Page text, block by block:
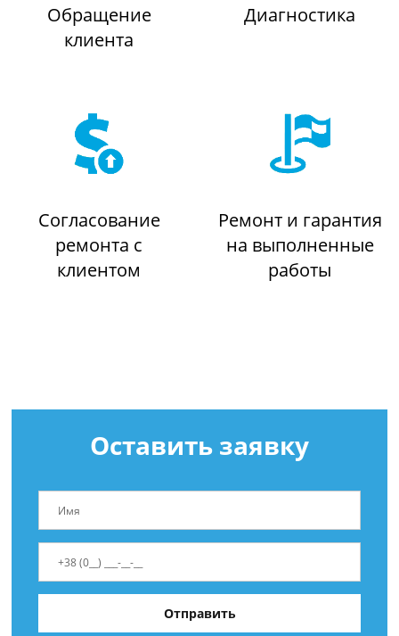
Обращение
клиента
Диагностика
Согласование
ремонта с
клиентом
Ремонт и гарантия
на выполненные
работы
Оставить заявку